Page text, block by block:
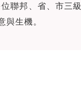
聯邦、省、市三
生機。